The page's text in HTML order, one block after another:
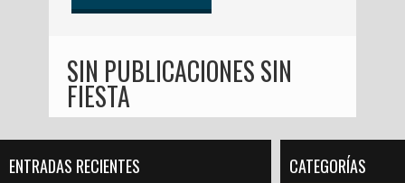
SIN PUBLICACIONES SIN
FIESTA
ENTRADAS RECIENTES CATEGORÍAS